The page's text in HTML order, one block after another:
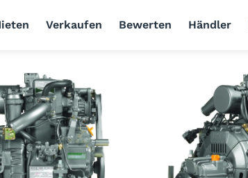
Verkaufen Bewerten Händler